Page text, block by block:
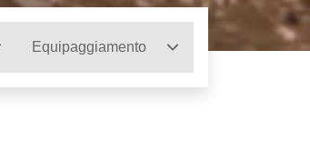
Equipaggiamento